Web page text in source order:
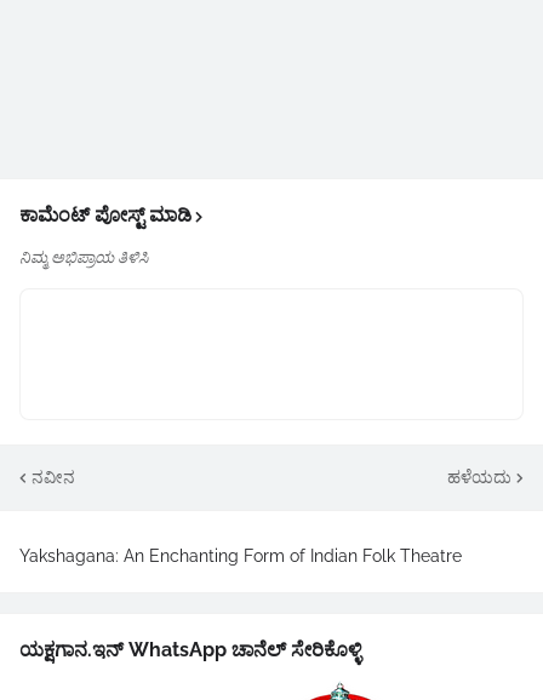
ಕಾಮೆಂಟ್‌‌ ಪೋಸ್ಟ್‌ ಮಾಡಿ
ನಿಮ್ಮ ಅಭಿಪ್ರಾಯ ತಿಳಿಸಿ
ನವೀನ ಹಳೆಯದು
Yakshagana: An Enchanting Form of Indian Folk Theatre
ಯಕ್ಷಗಾನ.ಇನ್ WhatsApp ಚಾನೆಲ್ ಸೇರಿಕೊಳ್ಳಿ